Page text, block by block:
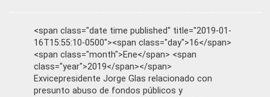
<span class="date time published" title="2019-01-
16T15:55:10-0500"><span class="day">16</span>
<span class="month">Ene</span> <span
class="year">2019</span></span>
Exvicepresidente Jorge Glas relacionado con
presunto abuso de fondos públicos y